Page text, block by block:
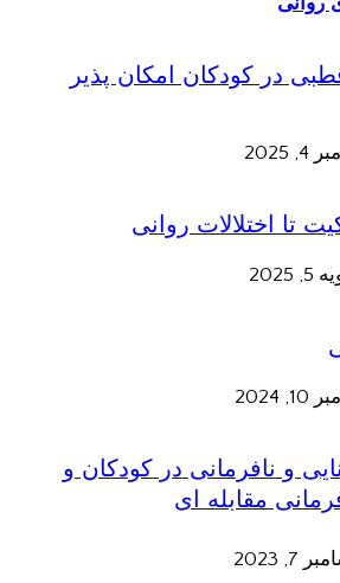
قطبی در کودکان امکان پذیر
2025
تا اختلالات روانی
2025
2024
و نافرمانی در کودکان و
مقابله ای
7, 2023